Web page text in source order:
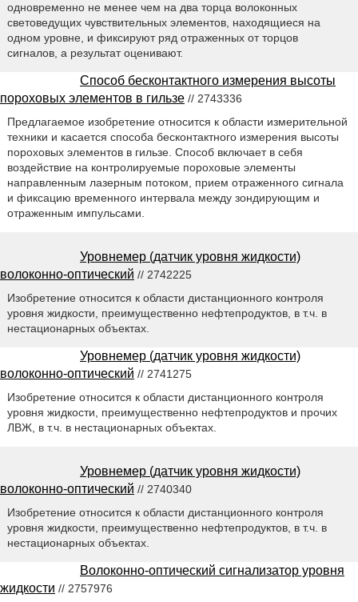
одновременно не менее чем на два торца волоконных
световедущих чувствительных элементов, находящиеся на
одном уровне, и фиксируют ряд отраженных от торцов
сигналов, а результат оценивают.
Способ бесконтактного измерения высоты
пороховых элементов в гильзе // 2743336
Предлагаемое изобретение относится к области измерительной
техники и касается способа бесконтактного измерения высоты
пороховых элементов в гильзе. Способ включает в себя
воздействие на контролируемые пороховые элементы
направленным лазерным потоком, прием отраженного сигнала
и фиксацию временного интервала между зондирующим и
отраженным импульсами.
Уровнемер (датчик уровня жидкости)
волоконно-оптический // 2742225
Изобретение относится к области дистанционного контроля
уровня жидкости, преимущественно нефтепродуктов, в т.ч. в
нестационарных объектах.
Уровнемер (датчик уровня жидкости)
волоконно-оптический // 2741275
Изобретение относится к области дистанционного контроля
уровня жидкости, преимущественно нефтепродуктов и прочих
ЛВЖ, в т.ч. в нестационарных объектах.
Уровнемер (датчик уровня жидкости)
волоконно-оптический // 2740340
Изобретение относится к области дистанционного контроля
уровня жидкости, преимущественно нефтепродуктов, в т.ч. в
нестационарных объектах.
Волоконно-оптический сигнализатор уровня
жидкости // 2757976